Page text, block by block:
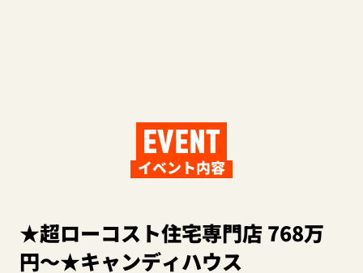
EVENT
イベント内容
★超ローコスト住宅専門店 768万
円～★キャンディハウス